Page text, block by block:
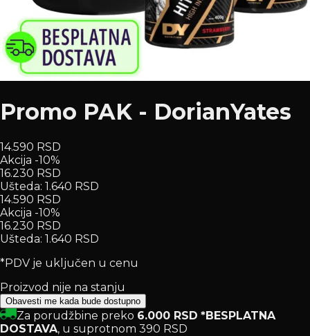
Promo PAK - DorianYates
14.590 RSD
Akcija -10%
16.230 RSD
Ušteda: 1.640 RSD
14.590 RSD
Akcija -10%
16.230 RSD
Ušteda: 1.640 RSD
*PDV je uključen u cenu
Proizvod nije na stanju
Obavesti me kada bude dostupno
Za porudžbine preko 6.000 RSD *BESPLATNA
DOSTAVA, u suprotnom 390 RSD